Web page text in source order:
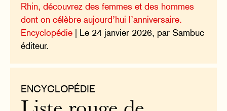
Rhin, découvrez des femmes et des hommes
dont on célèbre aujourd’hui l’anniversaire.
Encyclopédie | Le 24 janvier 2026, par Sambuc
éditeur.
ENCYCLOPÉDIE